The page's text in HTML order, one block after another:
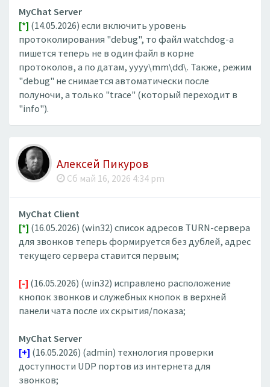
MyChat Server
[*] (14.05.2026) если включить уровень
протоколирования "debug", то файл watchdog-а
пишется теперь не в один файл в корне
протоколов, а по датам, yyyy\mm\dd\. Также, режим
"debug" не снимается автоматически после
полуночи, а только "trace" (который переходит в
"info").
Алексей Пикуров
Сб май 16, 2026 4:34 pm
MyChat Client
[*] (16.05.2026) (win32) список адресов TURN-сервера
для звонков теперь формируется без дублей, адрес
текущего сервера ставится первым;
[-] (16.05.2026) (win32) исправлено расположение
кнопок звонков и служебных кнопок в верхней
панели чата после их скрытия/показа;
MyChat Server
[+] (16.05.2026) (admin) технология проверки
доступности UDP портов из интернета для
звонков;